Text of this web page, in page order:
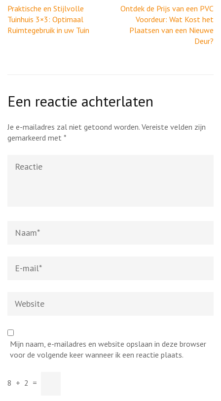
Berichtnavigatie
Praktische en Stijlvolle
Tuinhuis 3×3: Optimaal
Ruimtegebruik in uw Tuin
Ontdek de Prijs van een PVC
Voordeur: Wat Kost het
Plaatsen van een Nieuwe
Deur?
Een reactie achterlaten
Je e-mailadres zal niet getoond worden. Vereiste velden zijn
gemarkeerd met *
mail*
Mijn naam, e-mailadres en website opslaan in deze browser
voor de volgende keer wanneer ik een reactie plaats.
8 + 2 =